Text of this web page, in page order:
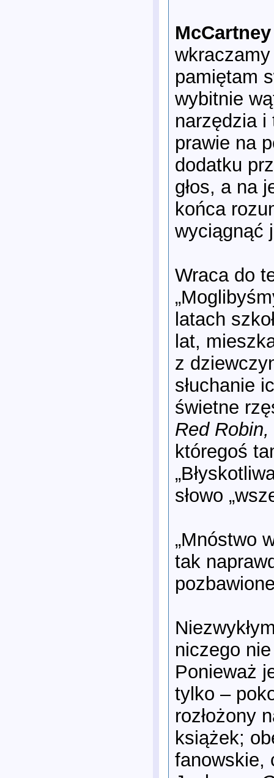
pamiętam
wybitnie
narzędzia i
prawie na
dodatku
głos, a na
końca
wyciągnąć
Wraca do
latach
lat,
z
słuchanie
świetne
Red
któregoś
słowo
„Mnóstwo
tak
niczego
Ponieważ
tylko –
rozłożony
książek;
fanowskie,